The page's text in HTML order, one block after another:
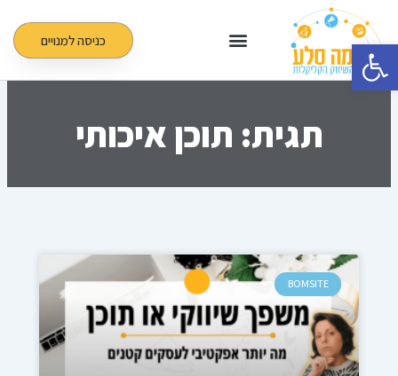
פתח סרגל נגישות
לתוכן
כניסה למנויים
תגית: תוכן איכותי
BOMSITE